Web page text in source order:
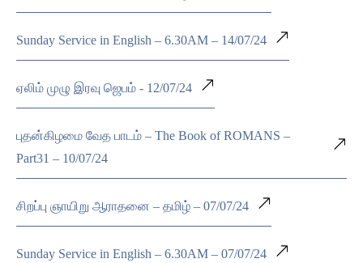
Sunday Service in English – 6.30AM – 14/07/24
ஏலிம் முழு இரவு ஜெபம் - 12/07/24
புதன்கிழமை வேத பாடம் – The Book of ROMANS –
Part31 – 10/07/24
சிறப்பு ஞாயிறு ஆராதனை – தமிழ் – 07/07/24
Sunday Service in English – 6.30AM – 07/07/24